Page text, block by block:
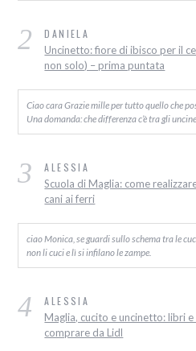
2 DANIELA
Uncinetto: fiore di ibisco per il
non solo) – prima puntata
Ciao cara Grazie mille per tutto quello che
Una domanda: che differenza c’è tra gli
3 ALESSIA
Scuola di Maglia: come
cani ai ferri
ciao Monica, se guardi sullo schema tra le
non li cuci e lì si infilano le zampe.
4 ALESSIA
Maglia, cucito e uncinetto: libri e
comprare da Lidl